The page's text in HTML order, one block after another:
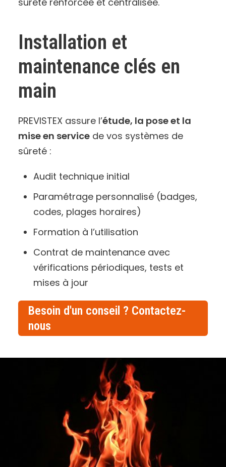
Installation et
maintenance clés en
main
PREVISTEX assure l’étude, la pose et la
mise en servicede vos systèmes de
sûreté :
Audit technique initial
Paramétrage personnalisé (badges,
codes, plages horaires)
Formation à l’utilisation
Contrat de maintenance avec
vérifications périodiques, tests et
mises à jour
Besoin d'un conseil ? Contactez-
nous